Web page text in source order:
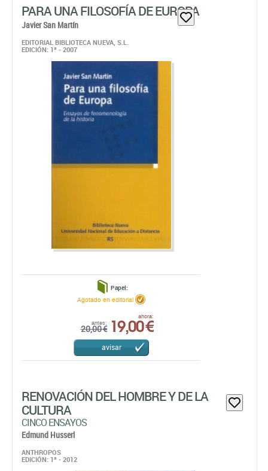
PARA UNA FILOSOFÍA DE EUROPA
Javier San Martín
EDITORIAL BIBLIOTECA NUEVA, S.L.
EDICIÓN: 1ª - 2007
Papel:
antes:
20,00 €
ahora:
19,00 €
Agotado en editorial
avisar
RENOVACIÓN DEL HOMBRE Y DE LA
CULTURA
CINCO ENSAYOS
Edmund Husserl
ANTHROPOS
EDICIÓN: 1ª - 2012